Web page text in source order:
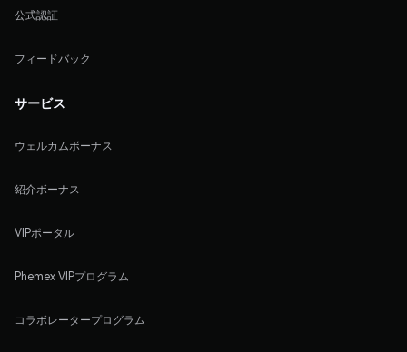
公式認証
フィードバック
サービス
ウェルカムボーナス
紹介ボーナス
VIPポータル
Phemex VIPプログラム
コラボレータープログラム